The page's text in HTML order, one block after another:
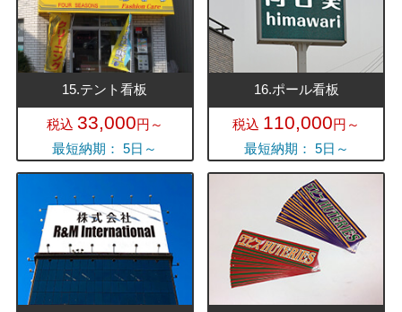
15.テント看板
税込 33,000円～
最短納期： 5日～
16.ポール看板
税込 110,000円～
最短納期： 5日～